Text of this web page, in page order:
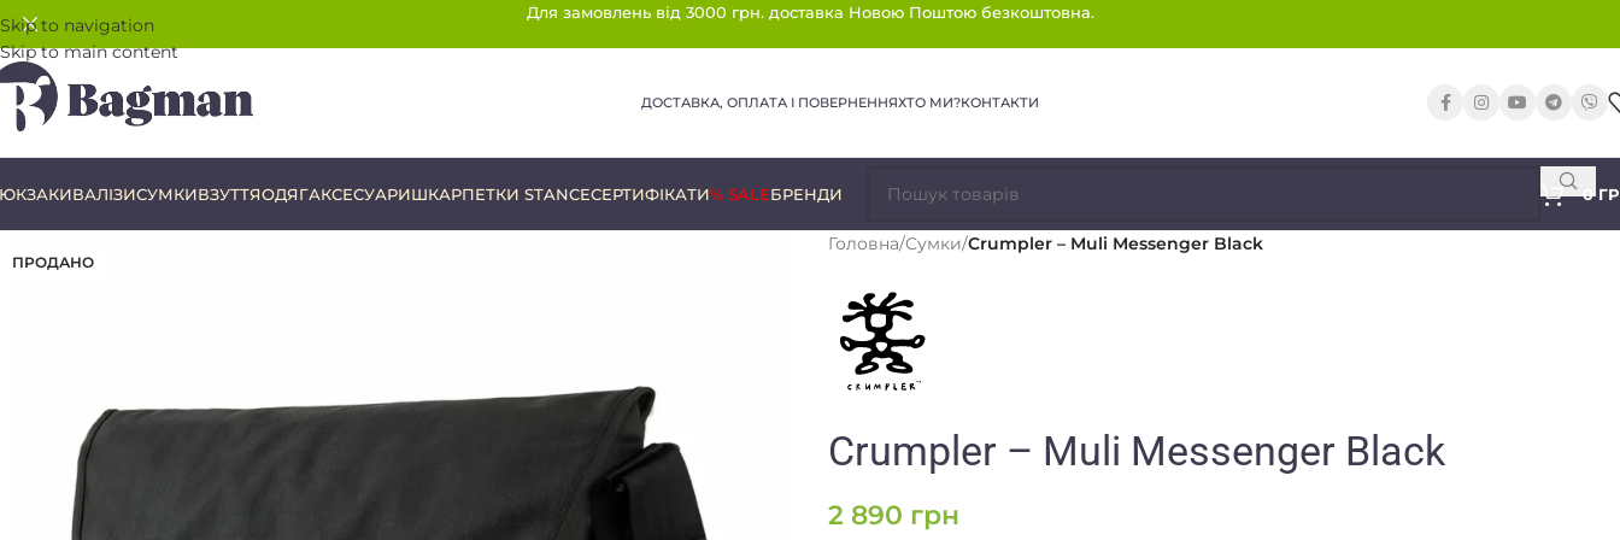
Skip to navigation
Skip to main content
Для замовлень від 3000 грн. доставка Новою Поштою безкоштовна.
ДОСТАВКА, ОПЛАТА І ПОВЕРНЕННЯХТО МИ?КОНТАКТИ
ВАЛІЗИСУМКИВЗУТТЯОДЯГАКСЕСУАРИШКАРПЕТКИ STANCEСЕРТИФІКАТИ% SALEБРЕНДИ 0
ПРОДАНО
Головна/Сумки/Crumpler – Muli Messenger Black
Crumpler – Muli Messenger Black
2 890 грн